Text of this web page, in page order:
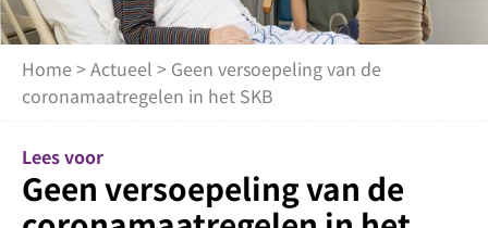
Home >Actueel > Geen versoepeling van de
coronamaatregelen in het SKB
Lees voor
Geen versoepeling van de